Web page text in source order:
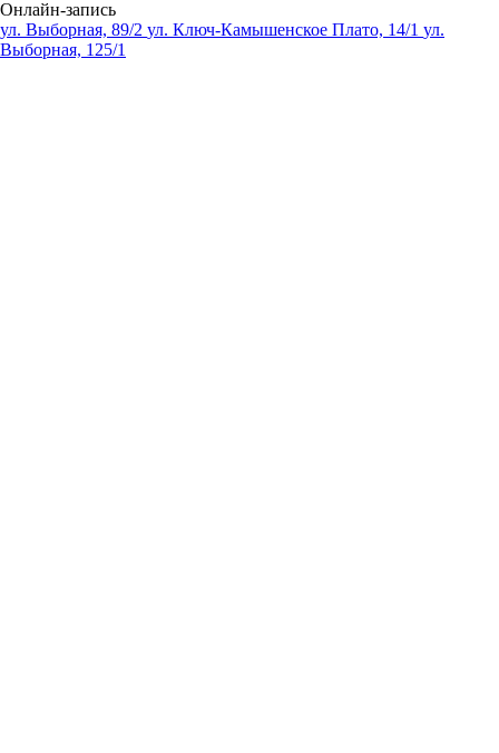
Онлайн-запись
ул. Выборная, 89/2 ул. Ключ-Камышенское Плато, 14/1 ул.
Выборная, 125/1